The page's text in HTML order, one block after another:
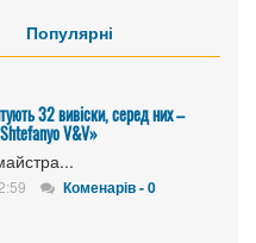
Популярні
32 вивіски, серед них –
V&V»
Коменарів - 0